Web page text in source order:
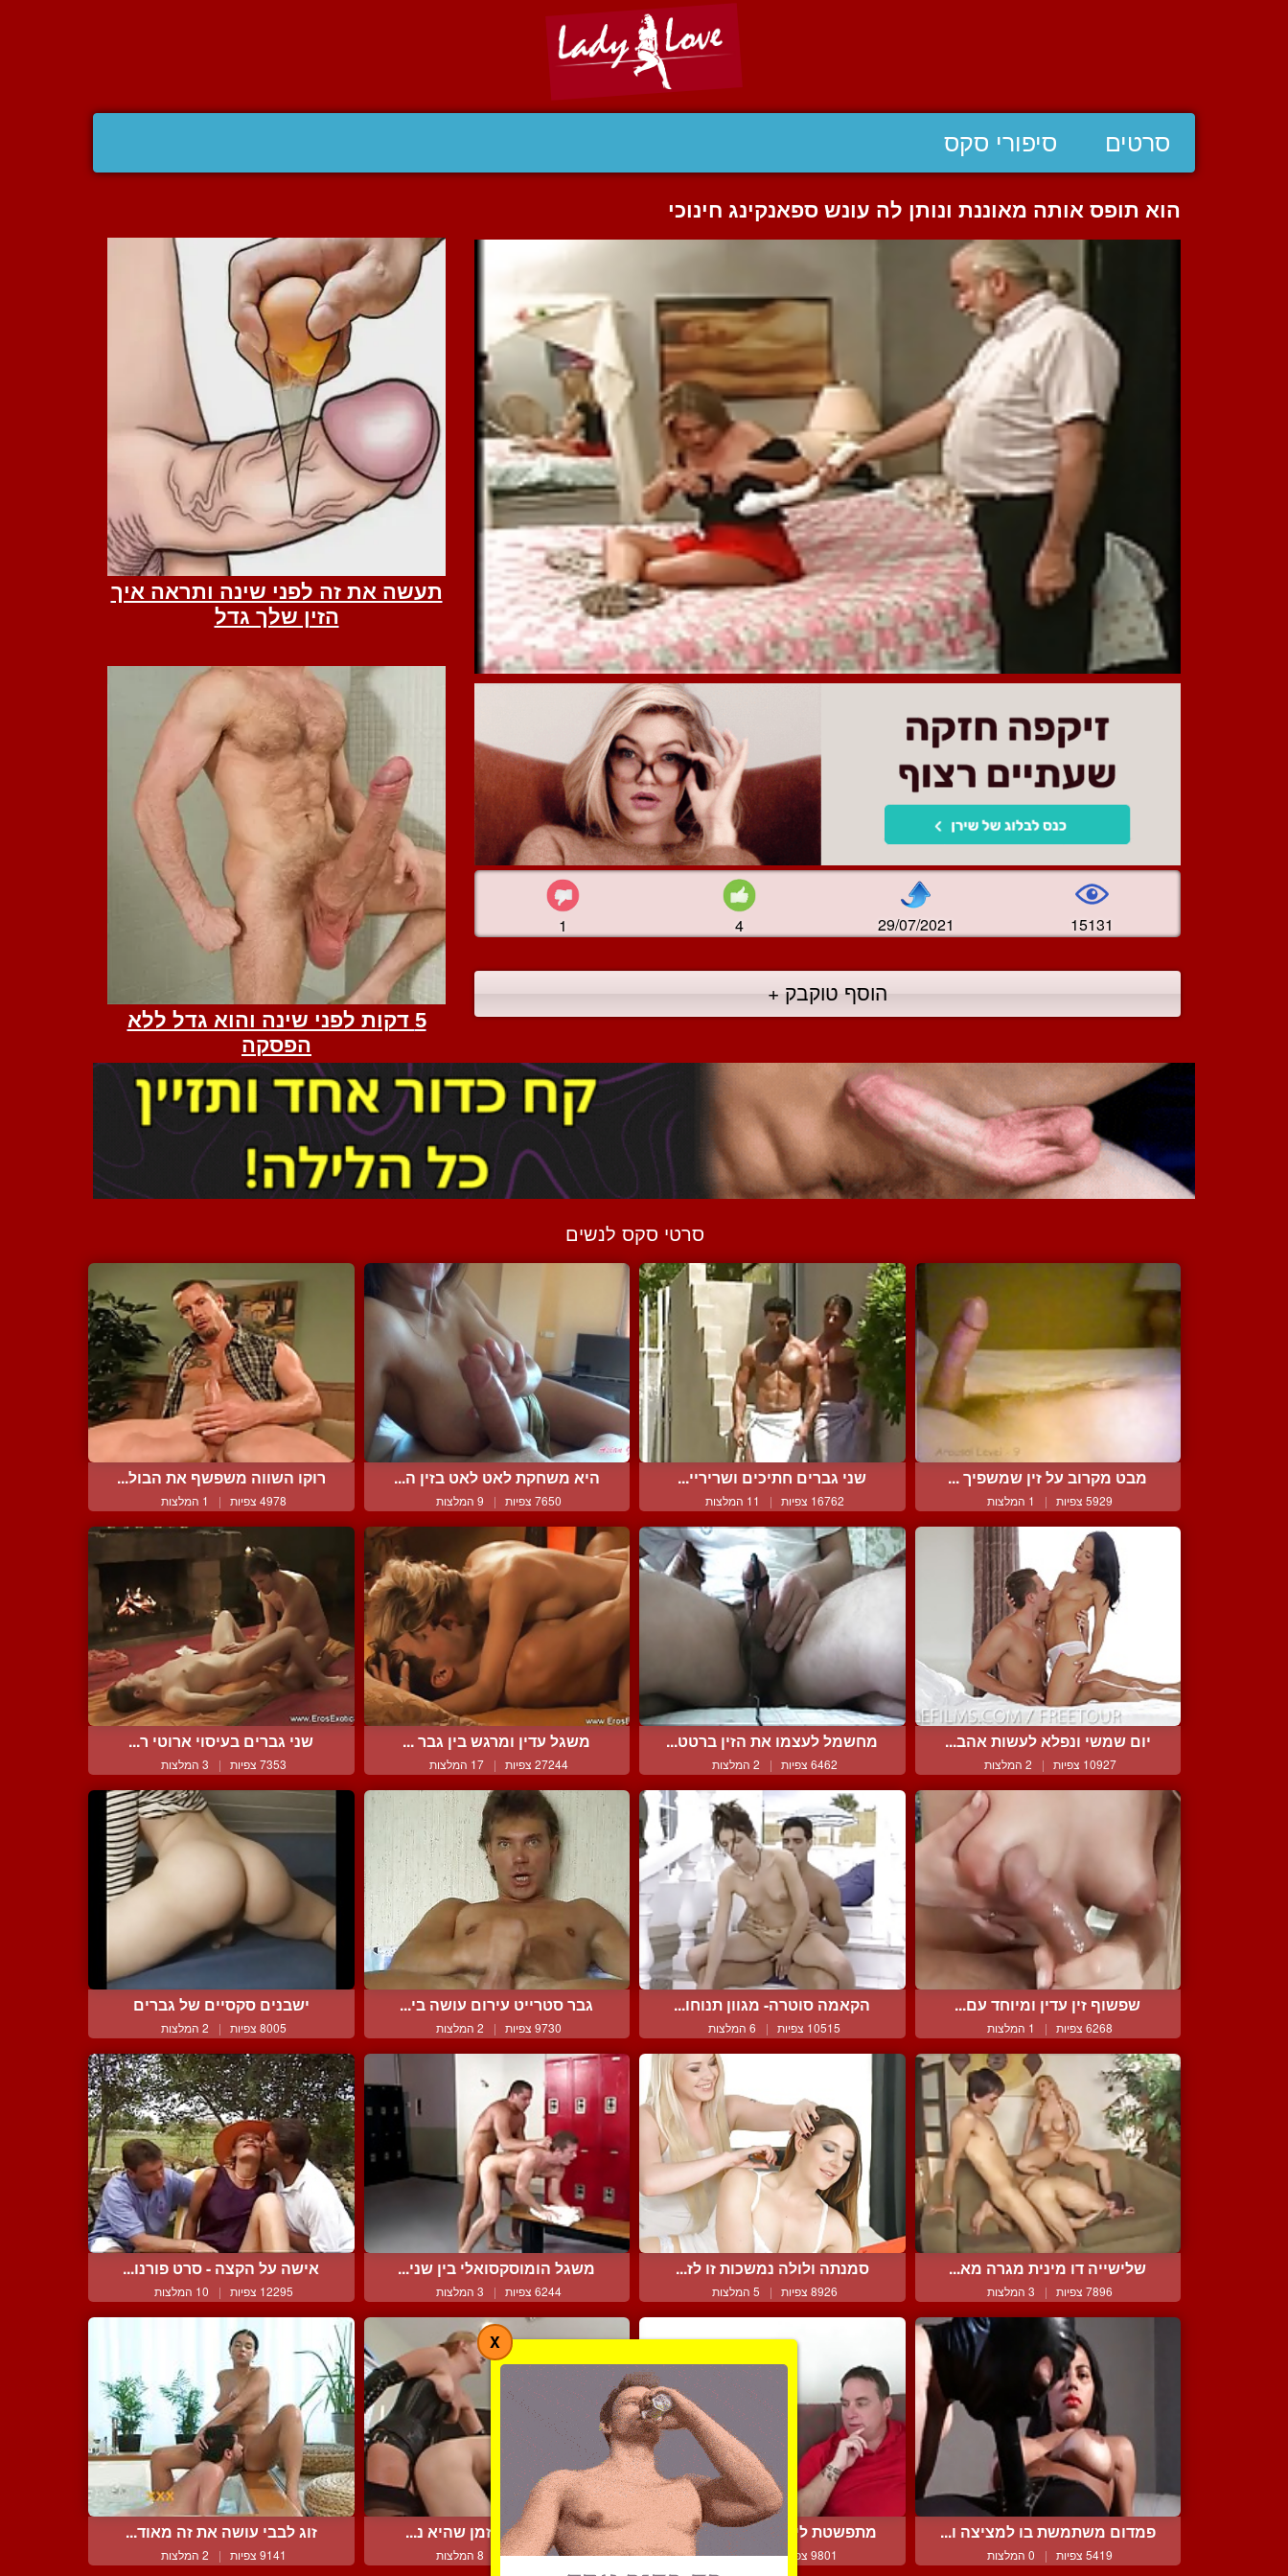
סרטים סיפורי סקס
הוא תופס אותה מאוננת ונותן לה עונש ספאנקינג חינוכי
1 4 29/07/2021 15131
הוסף טוקבק +
סרטי סקס לנשים
מבט מקרוב על זין שמשפיך ...
5929 צפיות | 1 המלצות
שני גברים חתיכים ושריריי...
16762 צפיות | 11 המלצות
היא משחקת לאט לאט בזין ה...
7650 צפיות | 9 המלצות
רוקו השווה משפשף את הבול...
4978 צפיות | 1 המלצות
יום שמשי ונפלא לעשות אהב...
10927 צפיות | 2 המלצות
מחשמל לעצמו את הזין ברטט...
6462 צפיות | 2 המלצות
משגל עדין ומרגש בין גבר ...
27244 צפיות | 17 המלצות
שני גברים בעיסוי ארוטי ר...
7353 צפיות | 3 המלצות
שפשוף זין עדין ומיוחד עם...
6268 צפיות | 1 המלצות
הקאמה סוטרה- מגוון תנוחו...
10515 צפיות | 6 המלצות
גבר סטרייט עירום עושה בי...
9730 צפיות | 2 המלצות
ישבנים סקסיים של גברים
8005 צפיות | 2 המלצות
שלישייה דו מינית מגרה מא...
7896 צפיות | 3 המלצות
סמנתה ולולה נמשכות זו לז...
8926 צפיות | 5 המלצות
משגל הומוסקסואלי בין שני...
6244 צפיות | 3 המלצות
אישה על הקצה - סרט פורנו...
12295 צפיות | 10 המלצות
פמדום משתמשת בו למציצה ו...
5419 צפיות | 0 המלצות
מתפשטת לידו כשהוא צופה ב...
9801 צפיות | 5 המלצות
הוא מוצץ זין בזמן שהיא נ...
8681 צפיות | 8 המלצות
זוג לבבי עושה את זה מאוד...
9141 צפיות | 2 המלצות
X